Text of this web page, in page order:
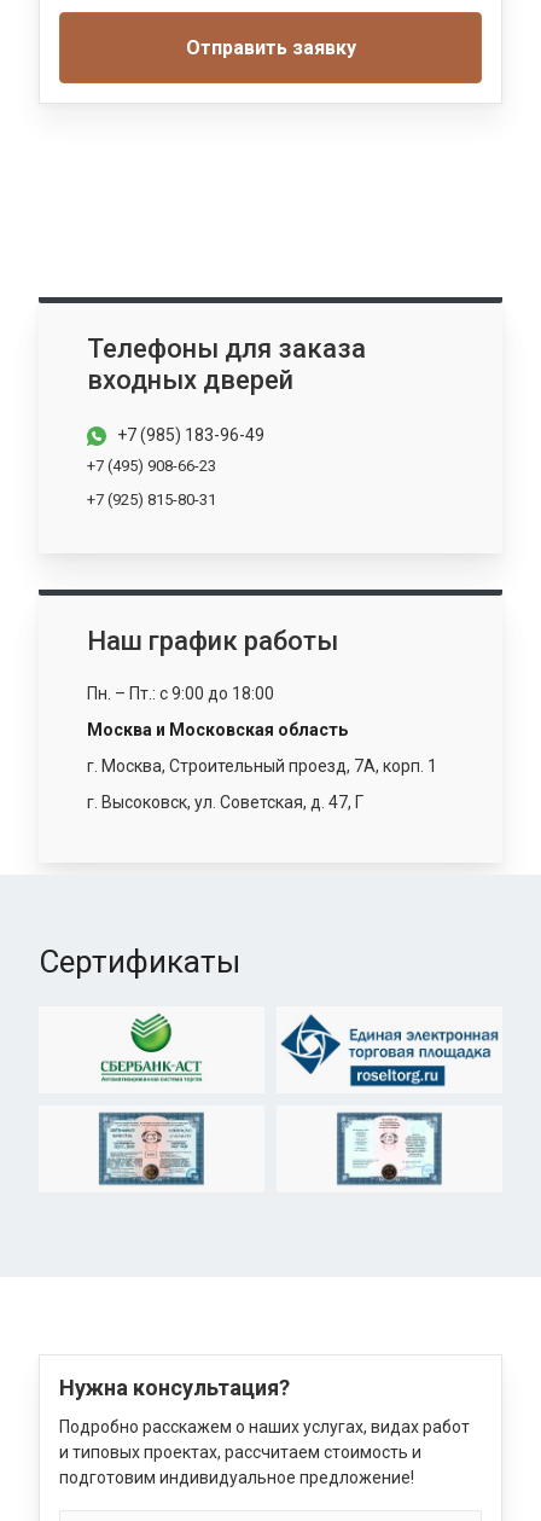
Отправить заявку
Телефоны для заказа
входных дверей
+7 (985) 183-96-49
+7 (495) 908-66-23
+7 (925) 815-80-31
Наш график работы
Пн. – Пт.: с 9:00 до 18:00
Москва и Московская область
г. Москва, Строительный проезд, 7А, корп. 1
г. Высоковск, ул. Советская, д. 47, Г
Сертификаты
Нужна консультация?
Подробно расскажем о наших услугах, видах работ
и типовых проектах, рассчитаем стоимость и
подготовим индивидуальное предложение!